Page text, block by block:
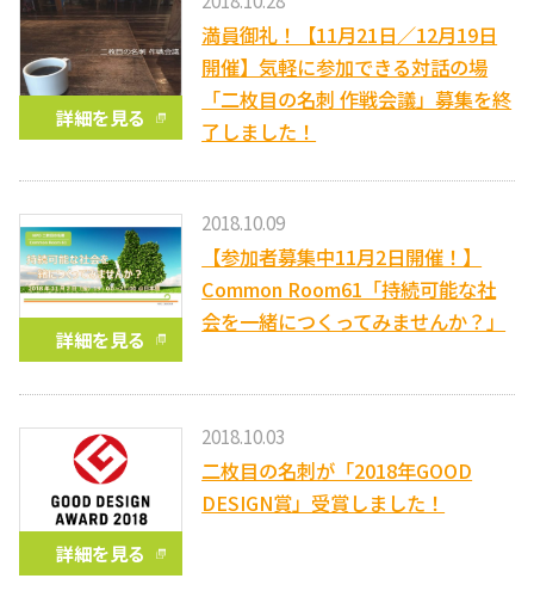
詳細を見る
満員御礼！【11月21日／12月19日
開催】気軽に参加できる対話の場
「二枚目の名刺 作戦会議」募集を終
了しました！
詳細を見る
2018.10.09
【参加者募集中11月2日開催！】
Common Room61「持続可能な社
会を一緒につくってみませんか？」
詳細を見る
2018.10.03
二枚目の名刺が「2018年GOOD
DESIGN賞」受賞しました！